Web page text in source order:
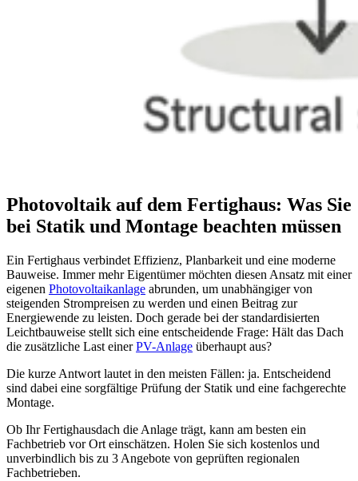
Photovoltaik auf dem Fertighaus: Was Sie
bei Statik und Montage beachten müssen
Ein Fertighaus verbindet Effizienz, Planbarkeit und eine moderne
Bauweise. Immer mehr Eigentümer möchten diesen Ansatz mit einer
eigenen Photovoltaikanlage abrunden, um unabhängiger von
steigenden Strompreisen zu werden und einen Beitrag zur
Energiewende zu leisten. Doch gerade bei der standardisierten
Leichtbauweise stellt sich eine entscheidende Frage: Hält das Dach
die zusätzliche Last einerPV-Anlage überhaupt aus?
Die kurze Antwort lautet in den meisten Fällen: ja. Entscheidend
sind dabei eine sorgfältige Prüfung der Statik und eine fachgerechte
Montage.
Ob Ihr Fertighausdach die Anlage trägt, kann am besten ein
Fachbetrieb vor Ort einschätzen. Holen Sie sich kostenlos und
unverbindlich bis zu 3 Angebote von geprüften regionalen
Fachbetrieben.